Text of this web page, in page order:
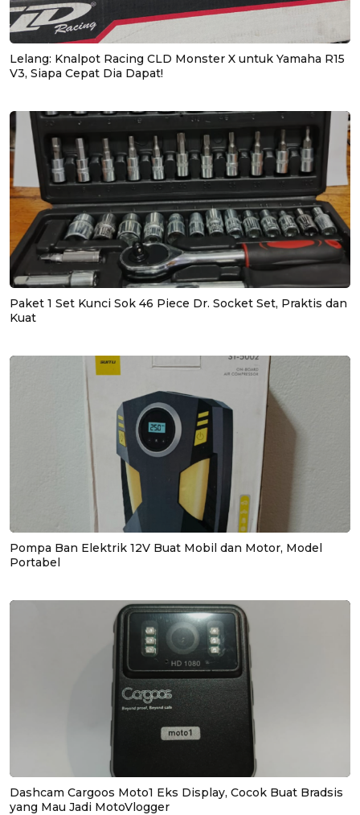
Lelang: Knalpot Racing CLD Monster X untuk Yamaha R15
V3, Siapa Cepat Dia Dapat!
Paket 1 Set Kunci Sok 46 Piece Dr. Socket Set, Praktis dan
Kuat
Pompa Ban Elektrik 12V Buat Mobil dan Motor, Model
Portabel
Dashcam Cargoos Moto1 Eks Display, Cocok Buat Bradsis
yang Mau Jadi MotoVlogger